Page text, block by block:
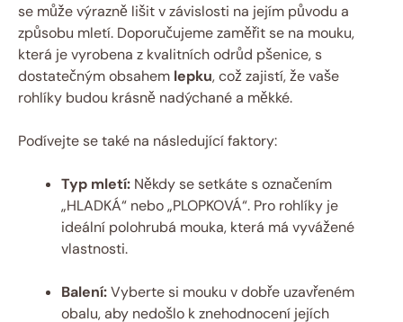
se může výrazně lišit v závislosti na jejím původu a
způsobu mletí. Doporučujeme zaměřit se na mouku,
která je vyrobena z kvalitních odrůd pšenice, s
dostatečným obsahem lepku, což zajistí, že vaše
rohlíky budou krásně nadýchané a měkké.
Podívejte se také na následující faktory:
Typ mletí: Někdy se setkáte s označením
„HLADKÁ“ nebo „PLOPKOVÁ“. Pro rohlíky je
ideální polohrubá mouka, která má vyvážené
vlastnosti.
Balení:Vyberte si mouku v dobře uzavřeném
obalu, aby nedošlo k znehodnocení jejích